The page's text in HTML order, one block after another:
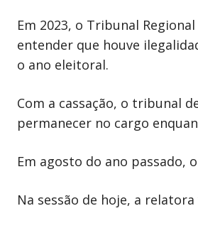
Em 2023, o Tribunal
entender que houve
o ano eleitoral.
Com a cassação, o tribunal
permanecer no cargo
Em agosto do ano passado,
Na sessão de hoje, a